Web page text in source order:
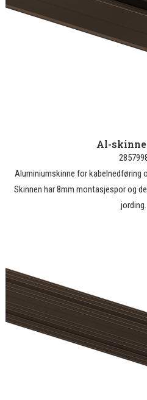
Al-skinne
Aluminiumskinne for kabelnedføring
Skinnen har 8mm montasjespor og
jording.